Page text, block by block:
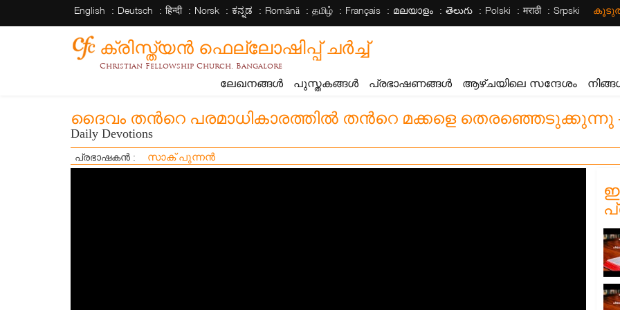
English Deutsch हिन्दी Norsk ಕನ್ನಡ Română தமிழ் Français മലയാളം తెలుగు Polski मराठी Srpski
ക്രിസ്ത്യന്‍ ഫെല്ലോഷിപ്പ് ചര്‍ച്ച്
Christian Fellowship Church, Bangalore
ലേഖനങ്ങൾ പുസ്തകങ്ങൾ പ്രഭാഷണങ്ങൾ ആഴ്ചയിലെ സന്ദേശം
ദൈവം തൻറെ പരമാധികാരത്തിൽ തൻറെ മക്കളെ തെരഞ്ഞെടുക്കുന്നു -
Daily Devotions
പ്രഭാഷകൻ : സാക് പുന്നൻ